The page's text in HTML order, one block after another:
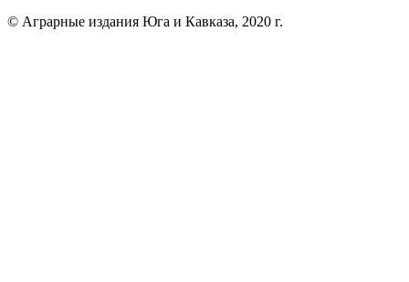
© Аграрные издания Юга и Кавказа, 2020 г.